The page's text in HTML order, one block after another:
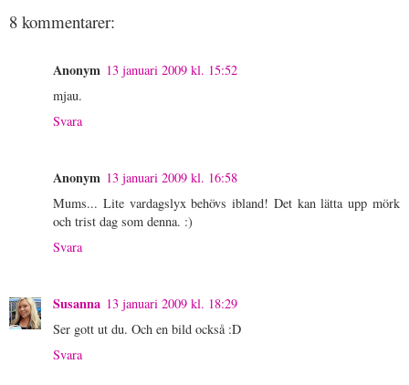
8 kommentarer:
Anonym 13 januari 2009 kl. 15:52
mjau.
Svara
Anonym 13 januari 2009 kl. 16:58
Mums... Lite vardagslyx behövs ibland! Det kan lätta upp mörk
och trist dag som denna. :)
Svara
Susanna 13 januari 2009 kl. 18:29
Ser gott ut du. Och en bild också :D
Svara